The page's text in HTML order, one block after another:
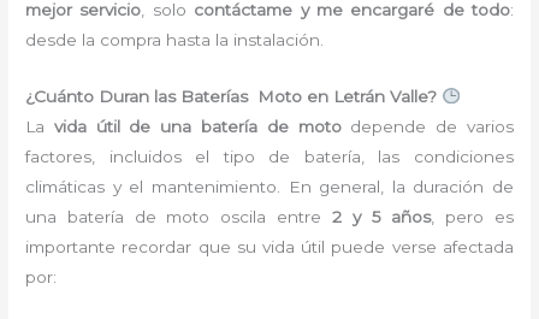
mejor servicio , solo contáctame y me encargaré de todo:
desde la compra hasta la instalación.
¿Cuánto Duran las Baterías Moto en Letrán Valle?
La vida útil de una batería de motodepende de varios
factores, incluidos el tipo de batería, las condiciones
climáticas y el mantenimiento. En general, la duración de
una batería de moto oscila entre 2 y 5 años, pero es
importante recordar que su vida útil puede verse afectada
por: